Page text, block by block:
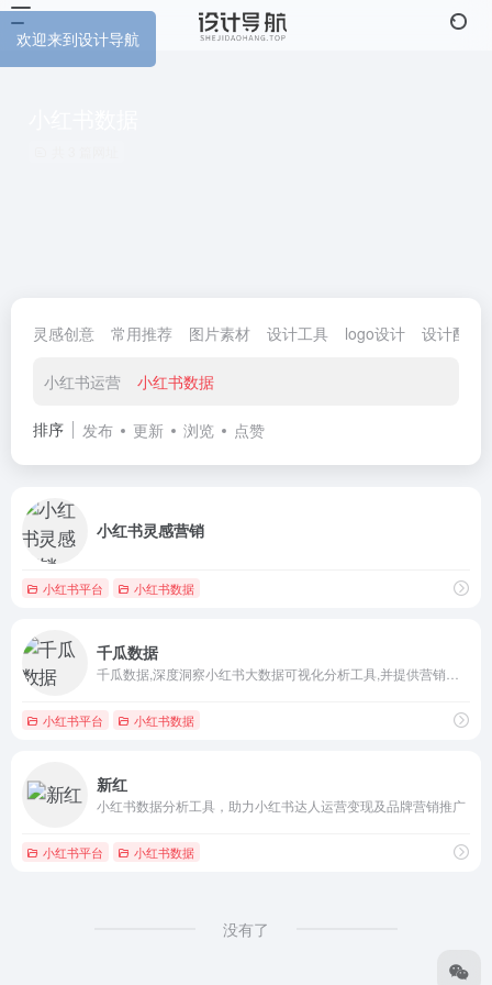
灵感创意 常用推荐 图片素材 设计工具 logo设计 设计配色
小红书运营 小红书数据
排序 发布 更新 浏览 点赞
小红书灵感营销
小红书平台 小红书数据
千瓜数据
小红书平台 小红书数据
新红
小红书数据分析工具，助力小红书达人运营变现及品牌营销推广
小红书平台 小红书数据
没有了
欢迎来到设计导航